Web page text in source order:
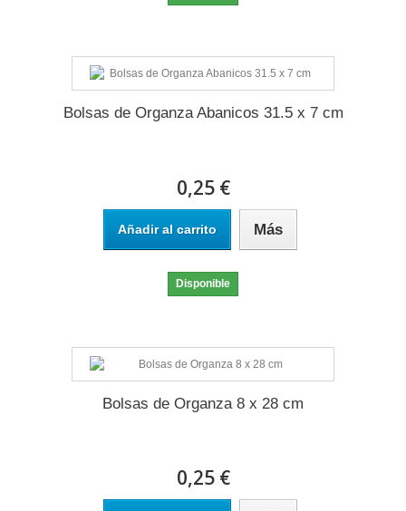
Bolsas de Organza Abanicos 31.5 x 7 cm
0,25 €
Añadir al carrito Más
Disponible
Bolsas de Organza 8 x 28 cm
0,25 €